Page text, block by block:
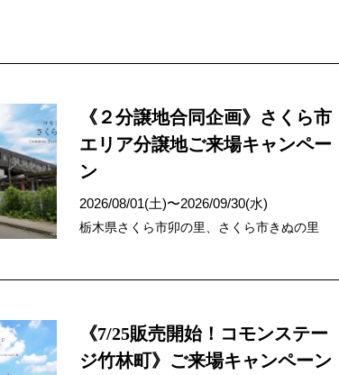
《２分譲地合同企画》さくら市
エリア分譲地ご来場キャンペー
ン
2026/08/01(土)〜2026/09/30(水)
栃木県さくら市卯の里、さくら市きぬの里
《7/25販売開始！コモンステー
ジ竹林町》ご来場キャンペーン